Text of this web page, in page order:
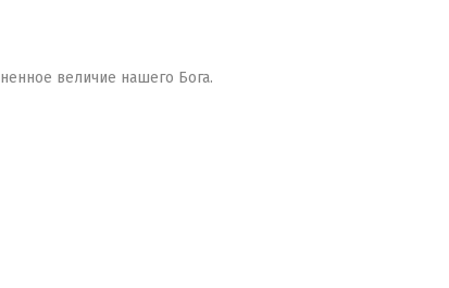
величие нашего Бога.